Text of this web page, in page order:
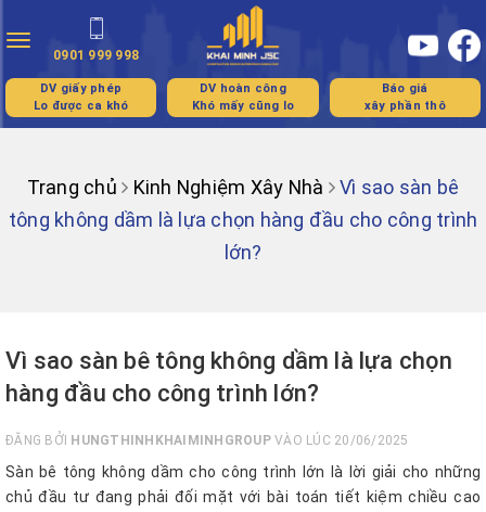
Toggle
navigation
0901 999 998
DV giấy phép
Lo được ca khó
DV hoàn công
Khó mấy cũng lo
Báo giá
xây phần thô
Trang chủ Kinh Nghiệm Xây Nhà
Vì sao sàn bê
tông không dầm là lựa chọn hàng đầu cho công trình
lớn?
Vì sao sàn bê tông không dầm là lựa chọn
hàng đầu cho công trình lớn?
ĐĂNG BỞI HUNGTHINHKHAIMINHGROUPVÀO LÚC 20/06/2025
Sàn bê tông không dầm cho công trình lớn là lời giải cho những
chủ đầu tư đang phải đối mặt với bài toán tiết kiệm chiều cao